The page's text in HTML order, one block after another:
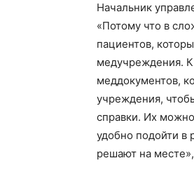
Начальник
«Потому что в
пациентов,
медучреждения. К
меддокументов,
учреждения,
справки. Их
удобно подойти в
решают на